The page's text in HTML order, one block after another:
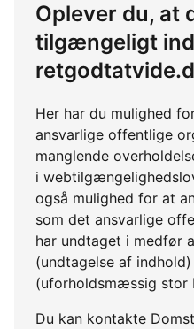
Oplever du, at
tilgængeligt
Her har du mulighed
ansvarlige offentlige
manglende
i
også mulighed for at
som det ansvarlige
har undtaget i medfør
(undtagelse af
(uforholdsmæssig stor
Du kan kontakte